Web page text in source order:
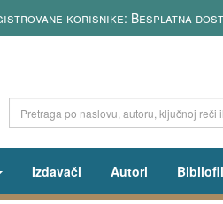
korisnike: Besplatna
Izdavači Autori Bibliofil